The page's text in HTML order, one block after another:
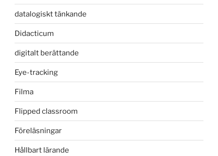
datalogiskt tänkande
Didacticum
digitalt berättande
Eye-tracking
Filma
Flipped classroom
Föreläsningar
Hållbart lärande